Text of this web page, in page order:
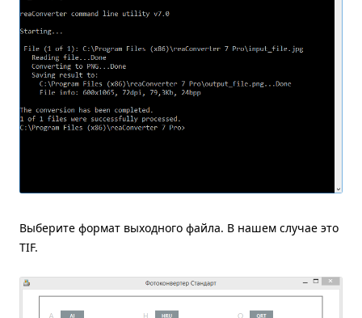
Выберите формат выходного файла. В нашем случае это
TIF.